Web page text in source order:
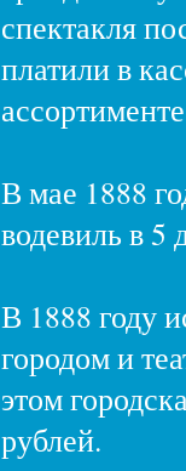
спектакля
платили в
В мае 1888
водевиль в
В 1888 году
городом и
этом
рублей.